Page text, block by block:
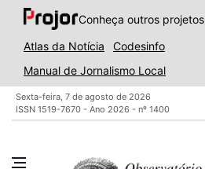
Conheça outros projetos
Atlas da Notícia
Codesinfo
Manual de Jornalismo Local
Sexta-feira, 7 de agosto de 2026
ISSN 1519-7670 - Ano 2026 - nº 1400